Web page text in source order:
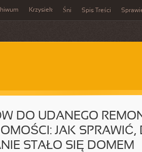
Krzysiek Śni Spis Treści
DO UDANEGO
JAK SPRAWIĆ,
STAŁO SIĘ DOMEM